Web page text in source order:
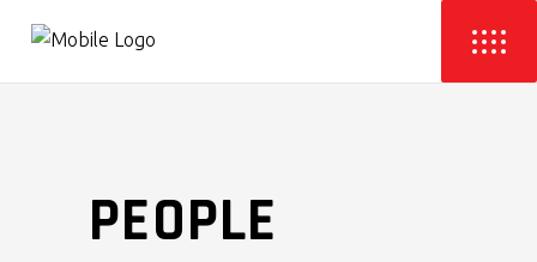
PEOPLE